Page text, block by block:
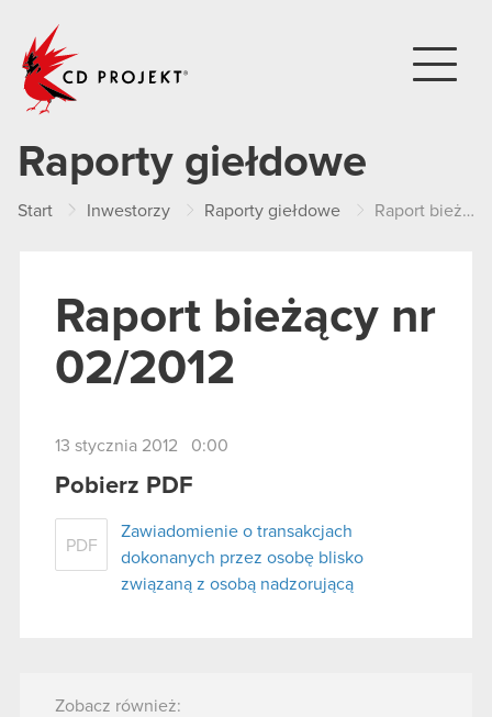
Raporty giełdowe
Start Inwestorzy Raporty giełdowe Raport bieżący nr 02/2012
Raport bieżący nr
02/2012
13 stycznia 2012 0:00
Pobierz PDF
PDF
Zawiadomienie o transakcjach
dokonanych przez osobę blisko
związaną z osobą nadzorującą
Zobacz również: